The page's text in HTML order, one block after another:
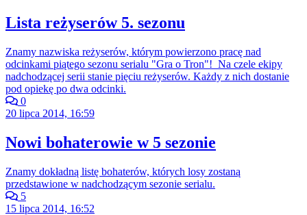
Lista reżyserów 5. sezonu
Znamy nazwiska reżyserów, którym powierzono pracę nad
odcinkami piątego sezonu serialu "Gra o Tron"! Na czele ekipy
nadchodzącej serii stanie pięciu reżyserów. Każdy z nich dostanie
pod opiekę po dwa odcinki.
0
20 lipca 2014, 16:59
Nowi bohaterowie w 5 sezonie
Znamy dokładną listę bohaterów, których losy zostaną
przedstawione w nadchodzącym sezonie serialu.
5
15 lipca 2014, 16:52